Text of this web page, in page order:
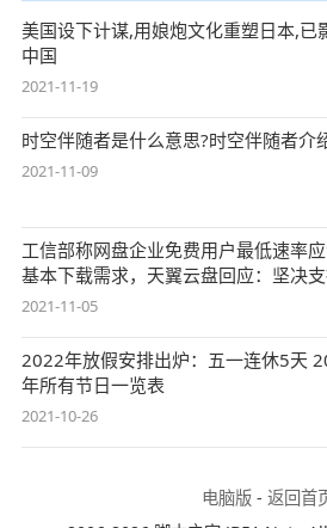
美国设下计谋,用娘炮文化重塑日本,已
中国
2021-11-19
时空伴随者是什么意思?时空伴随者介
2021-11-09
工信部称网盘企业免费用户最低速率
基本下载需求，天翼云盘回应：坚决支
始终
2021-11-05
2022年放假安排出炉：五一连休5天
年所有节日一览表
2021-10-26
电脑版- 返回首